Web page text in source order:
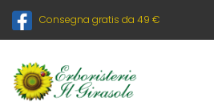
Consegna gratis da 49 €